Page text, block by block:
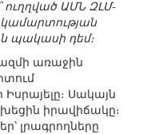
ուղղված ԱՄՆ ԶԼՄ-
պակասի դեմ։
առաջին
Սակայն
իրավիճակը։
լրագրողները